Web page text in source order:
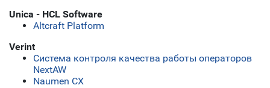
Unica - HCL Software
Altcraft Platform
Verint
Cистема контроля качества работы операторов
NextAW
Naumen CX